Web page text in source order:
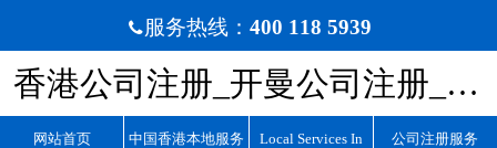
服务热线： 400 118 5939
香港公司注册_开曼公司注册_BVI公司注册_离岸公司注册_宏源国际咨询
网站首页 中国香港本地服务 Local Services In 公司注册服务